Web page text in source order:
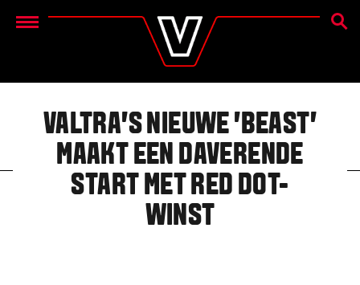
Menu
ZOEK
VALTRA'S NIEUWE 'BEAST'
MAAKT EEN DAVERENDE
START MET RED DOT-
WINST